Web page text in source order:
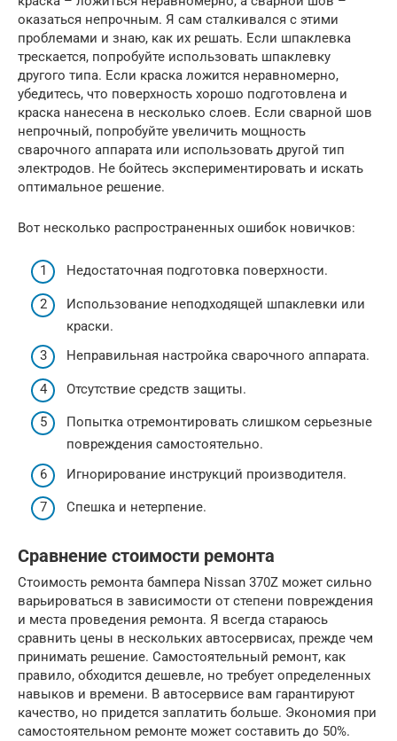
оказаться непрочным. Я сам сталкивался с этими
проблемами и знаю, как их решать. Если шпаклевка
трескается, попробуйте использовать шпаклевку
другого типа. Если краска ложится неравномерно,
убедитесь, что поверхность хорошо подготовлена и
краска нанесена в несколько слоев. Если сварной шов
непрочный, попробуйте увеличить мощность
сварочного аппарата или использовать другой тип
электродов. Не бойтесь экспериментировать и искать
оптимальное решение.
Вот несколько распространенных ошибок новичков:
Недостаточная подготовка поверхности.
Использование неподходящей шпаклевки или
краски.
Неправильная настройка сварочного аппарата.
Отсутствие средств защиты.
Попытка отремонтировать слишком серьезные
повреждения самостоятельно.
Игнорирование инструкций производителя.
Спешка и нетерпение.
Сравнение стоимости ремонта
Стоимость ремонта бампера Nissan 370Z может сильно
варьироваться в зависимости от степени повреждения
и места проведения ремонта. Я всегда стараюсь
сравнить цены в нескольких автосервисах, прежде чем
принимать решение. Самостоятельный ремонт, как
правило, обходится дешевле, но требует определенных
навыков и времени. В автосервисе вам гарантируют
качество, но придется заплатить больше. Экономия при
самостоятельном ремонте может составить до 50%.